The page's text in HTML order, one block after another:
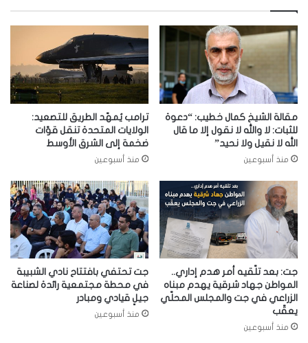
مقالة الشيخ كمال خطيب: “دعوة
للثبات: لا والله لا نقول إلا ما قال
الله لا نقيل ولا نحيد”
منذ أسبوعين
ترامب يُمهّد الطريق للتصعيد:
الولايات المتحدة تنقل قوّات
ضخمة إلى الشرق الأوسط
منذ أسبوعين
جت: بعد تلّقيه أمر هدم إداري..
المواطن جهاد شرقية يهدم مبناه
الزراعي في جت والمجلس المحلّي
يعقّب
منذ أسبوعين
جت تحتفي بافتتاح نادي الشبيبة
في محطة مجتمعية رائدة لصناعة
جيلٍ قيادي ومبادر
منذ أسبوعين